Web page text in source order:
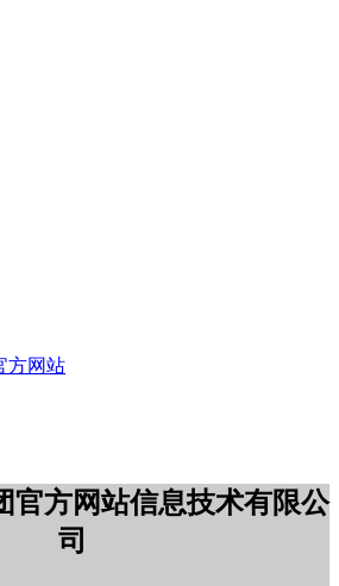
方网站
官方网站信息技术有限公
司